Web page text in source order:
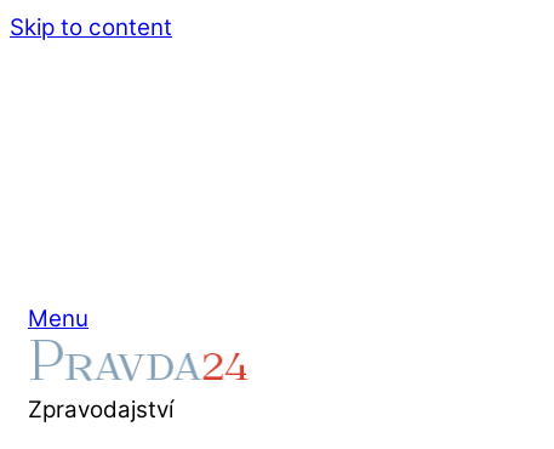
Skip to content
Menu
Zpravodajství